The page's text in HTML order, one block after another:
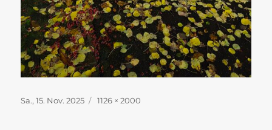
Veröffentlicht
Sa., 15. Nov. 2025 Originalgröße
1126 × 2000